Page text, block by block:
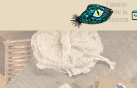
Cookies management panel